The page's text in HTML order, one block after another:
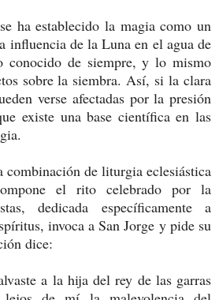
ha establecido la magia como un
influencia de la Luna en el agua de
conocido de siempre, y lo mismo
sobre la siembra. Así, si la clara
verse afectadas por la presión
existe una base científica en las
combinación de liturgia eclesiástica
el rito celebrado por la
dedicada específicamente a
invoca a San Jorge y pide su
dice:
a la hija del rey de las garras